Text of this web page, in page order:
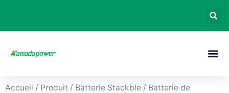
Accueil / Produit / Batterie Stackble / Batterie de